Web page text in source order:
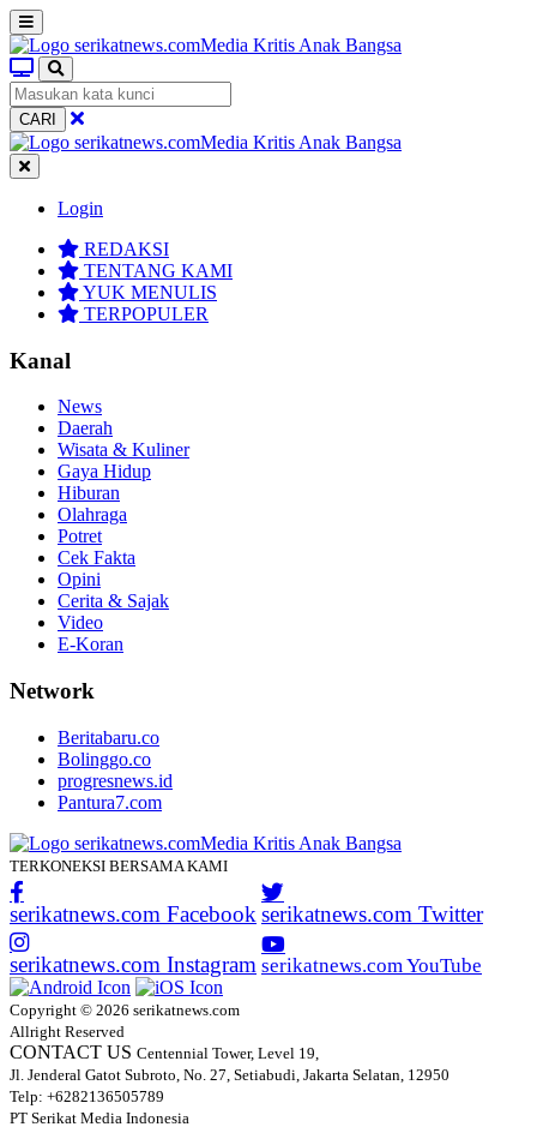
CARI
Login
REDAKSI
TENTANG KAMI
YUK MENULIS
TERPOPULER
Kanal
News
Daerah
Wisata & Kuliner
Gaya Hidup
Hiburan
Olahraga
Potret
Cek Fakta
Opini
Cerita & Sajak
Video
E-Koran
Network
Beritabaru.co
Bolinggo.co
progresnews.id
Pantura7.com
TERKONEKSI BERSAMA KAMI
serikatnews.com Facebook serikatnews.com Twitter
serikatnews.com Instagram serikatnews.com YouTube
Copyright © 2026 serikatnews.com
Allright Reserved
CONTACT US Centennial Tower, Level 19,
Jl. Jenderal Gatot Subroto, No. 27, Setiabudi, Jakarta Selatan, 12950
Telp: +6282136505789
PT Serikat Media Indonesia